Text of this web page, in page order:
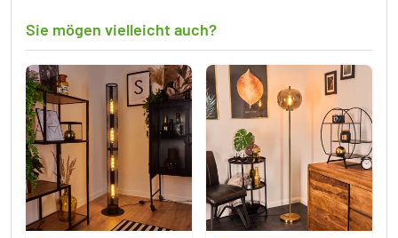
Sie mögen vielleicht auch?